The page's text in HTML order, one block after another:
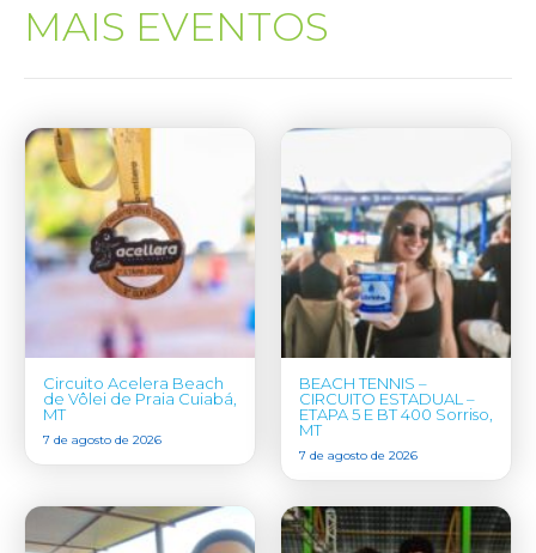
MAIS EVENTOS
Circuito Acelera Beach
de Vôlei de Praia Cuiabá,
MT
7 de agosto de 2026
BEACH TENNIS –
CIRCUITO ESTADUAL –
ETAPA 5 E BT 400 Sorriso,
MT
7 de agosto de 2026